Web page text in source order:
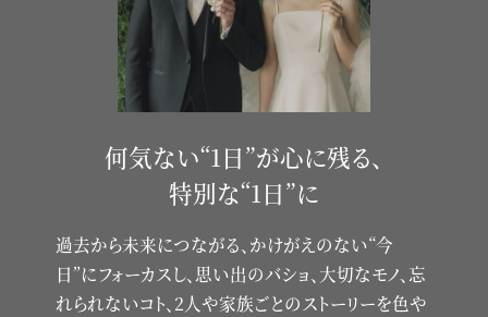
何気ない“1日”が心に残る、
特別な“1日”に
過去から未来につながる、かけがえのない“今
日”にフォーカスし、 思い出のバショ、大切なモノ、忘
れられないコト、2人や家族ごとのストーリーを色や